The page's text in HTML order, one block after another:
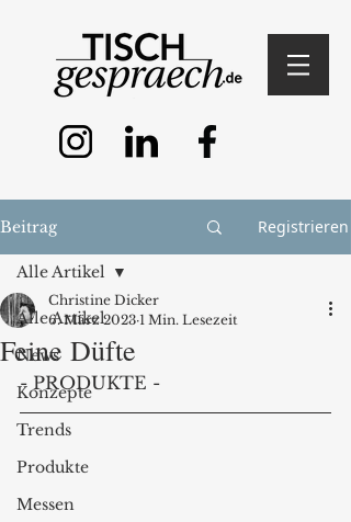
Beitrag Registrieren
Alle Artikel
News
Konzepte
Trends
Produkte
Messen
Alle Artikel
Feine Düfte
Christine Dicker
6. März 2023 1 Min. Lesezeit
- PRODUKTE -